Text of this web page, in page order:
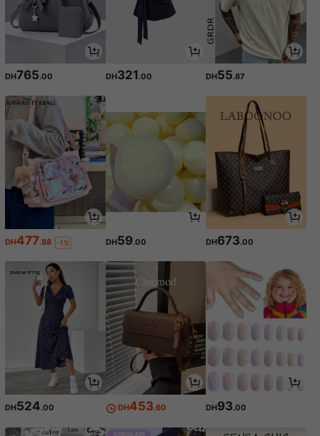
DH765.00 DH321.00 DH55.87
DH477.88 -1% DH59.00 DH673.00
DH524.00 DH453.60 DH93.00